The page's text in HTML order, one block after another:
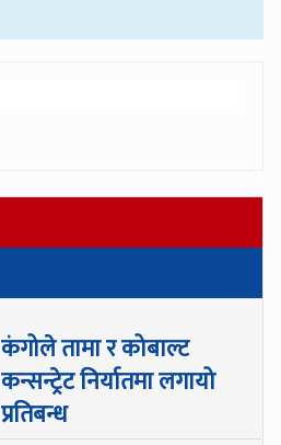
कंगोले तामा र कोबाल्ट
कन्सन्ट्रेट निर्यातमा लगायो
प्रतिबन्ध